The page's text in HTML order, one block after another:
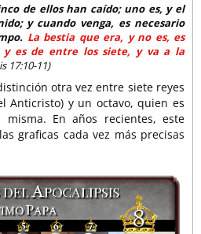
de ellos han caído; uno es, y el
y cuando venga, es necesario
La bestia que era, y no es, es
y es de entre los siete, y va a la
17:10-11)
otra vez entre siete reyes
Anticristo) y un octavo, quien es
En años recientes, este
graficas cada vez más precisas